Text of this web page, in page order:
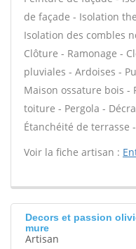
de façade - Isolation
Isolation des combles
Clôture - Ramonage -
pluviales - Ardoises -
Maison ossature bois -
toiture - Pergola -
Étanchéité de terrasse -
Voir la fiche artisan :
Decors et passion
mure
Artisan